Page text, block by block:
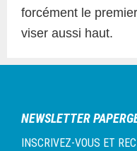
forcément le
viser aussi haut.
NEWSLETTER
INSCRIVEZ-VOUS ET